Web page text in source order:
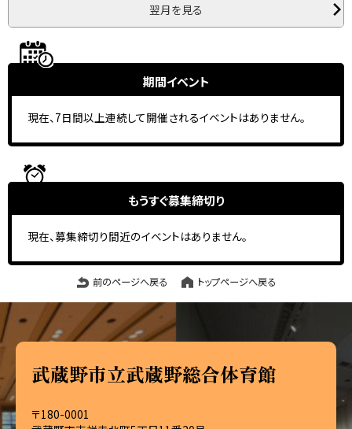
翌月を見る
期間イベント
現在、7日間以上連続して開催されるイベントはありません。
もうすぐ募集締切り
現在、募集締切り間近のイベントはありません。
前のページへ戻る トップページへ戻る
武蔵野市立武蔵野総合体育館
〒180-0001